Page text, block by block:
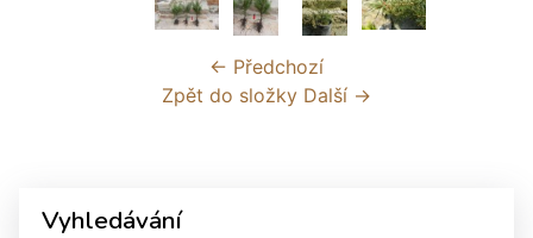
← Předchozí
Zpět do složky Další →
Vyhledávání